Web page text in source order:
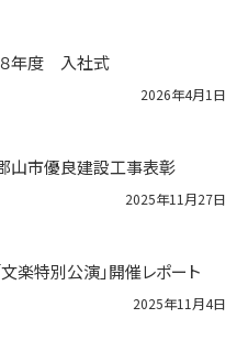
年度 入社式
2026年4月1日
山市優良建設工事表彰
2025年11月27日
楽特別公演」開催レポート
2025年11月4日